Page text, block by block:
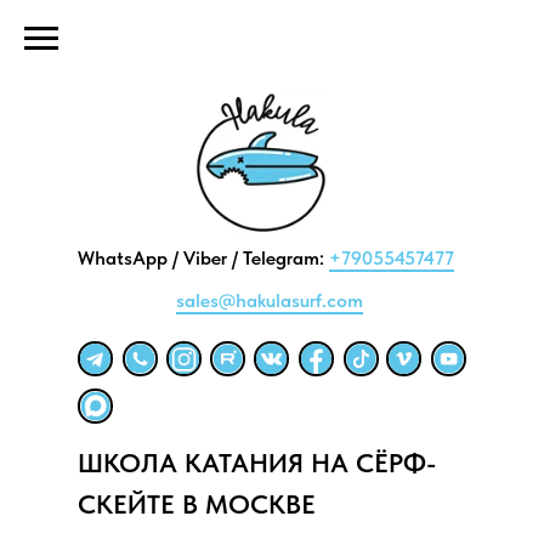
sales@hakulasurf.com
WhatsApp / Viber / Telegram: +79055457477
ШКОЛА КАТАНИЯ НА СЁРФ-
СКЕЙТЕ В МОСКВЕ